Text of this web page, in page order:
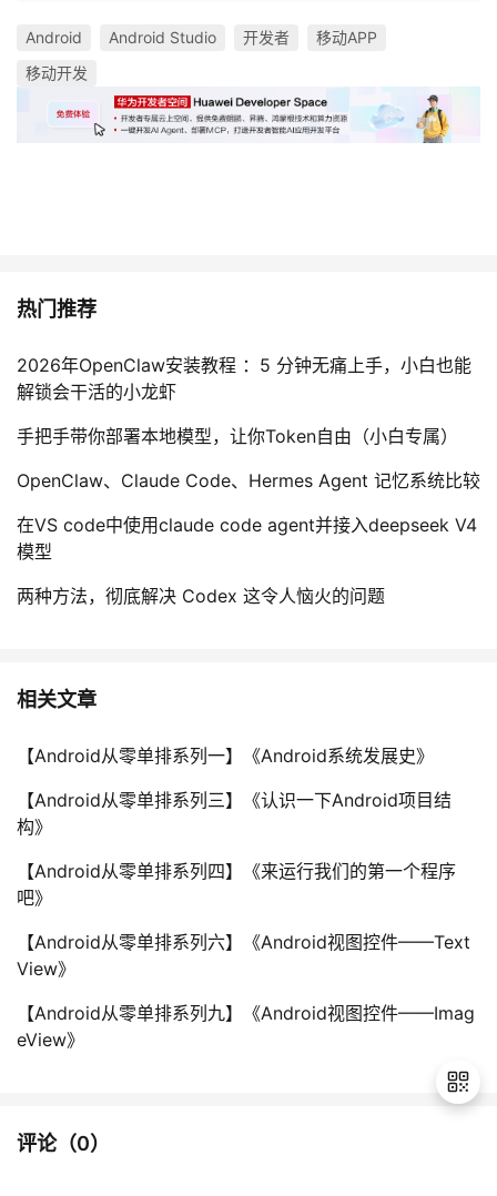
Android Android Studio 开发者
移动APP
移动开发
热门推荐
2026年OpenClaw安装教程 ：5 分钟无痛上手，小白也能
解锁会干活的小龙虾
手把手带你部署本地模型，让你Token自由（小白专属）
OpenClaw、Claude Code、Hermes Agent 记忆系统比较
在VS code中使用claude code agent并接入deepseek V4
模型
两种方法，彻底解决 Codex 这令人恼火的问题
相关文章
【Android从零单排系列一】《Android系统发展史》
【Android从零单排系列三】《认识一下Android项目结
构》
【Android从零单排系列四】《来运行我们的第一个程序
吧》
【Android从零单排系列六】《Android视图控件——Text
View》
【Android从零单排系列九】《Android视图控件——Imag
eView》
评论（0）